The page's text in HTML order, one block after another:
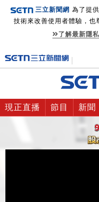
三立新聞網 為了提
技術來改善使用者體驗，也
了解最新隱
現正直播 節目 新聞